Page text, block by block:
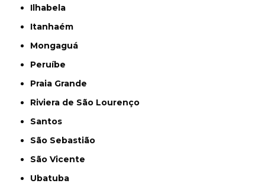
Ilhabela
Itanhaém
Mongaguá
Peruíbe
Praia Grande
Riviera de São Lourenço
Santos
São Sebastião
São Vicente
Ubatuba